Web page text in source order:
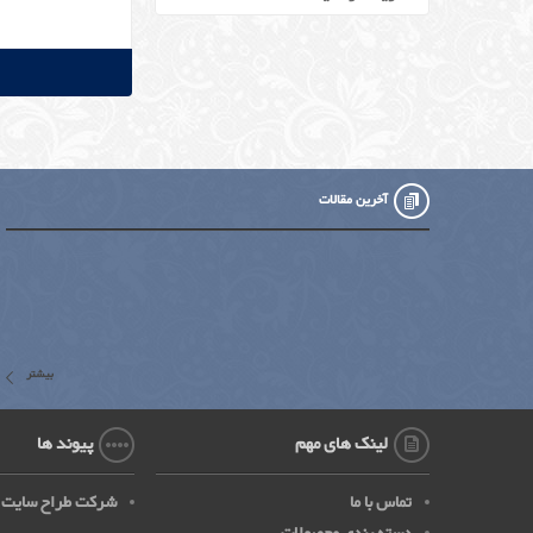
آخرین مقالات
بیشتر
لینک های مهم
تماس با ما
پیوند ها
شرکت طراح سایت